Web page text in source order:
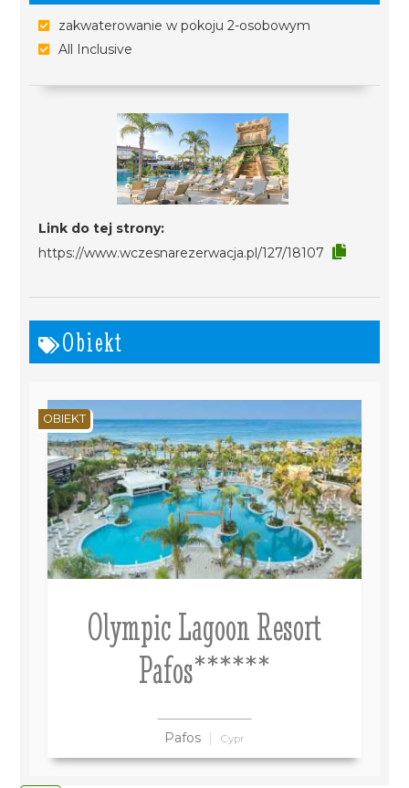
zakwaterowanie w pokoju 2-osobowym
All Inclusive
Link do tej strony:
https://www.wczesnarezerwacja.pl/127/18107
Obiekt
Olympic Lagoon Resort
Pafos******
Pafos Cypr
OBIEKT